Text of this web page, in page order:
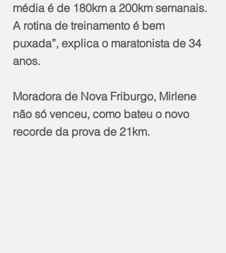
média é de 180km a 200km semanais.
A rotina de treinamento é bem
puxada”, explica o maratonista de 34
anos.
Moradora de Nova Friburgo, Mirlene
não só venceu, como bateu o novo
recorde da prova de 21km.